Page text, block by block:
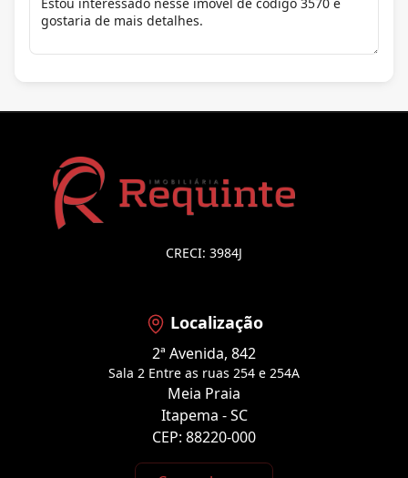
CRECI: 3984J
Localização
2ª Avenida, 842
Sala 2 Entre as ruas 254 e 254A
Meia Praia
Itapema - SC
CEP: 88220-000